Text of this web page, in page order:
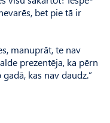
bet pie tā ir
manuprāt, te nav
prezentēja, ka pērn
kas nav daudz.”